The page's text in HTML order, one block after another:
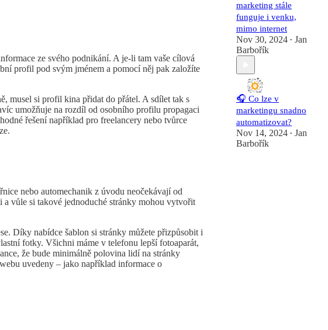
ze svého podnikání. A je-li tam vaše cílová
profil pod svým jménem a pomocí něj pak založíte
musel si profil kina přidat do přátel. A sdílet tak s
umožňuje na rozdíl od osobního profilu propagaci
řešení například pro freelancery nebo tvůrce
nebo automechanik z úvodu neočekávají od
vůle si takové jednoduché stránky mohou vytvořit
Díky nabídce šablon si stránky můžete přizpůsobit i
fotky. Všichni máme v telefonu lepší fotoaparát,
že bude minimálně polovina lidí na stránky
uvedeny – jako například informace o
marketing stále
funguje i venku,
mimo internet
Nov 30, 2024 • Jan
Barbořík
🎧 Co lze v
marketingu snadno
automatizovat?
Nov 14, 2024 • Jan
Barbořík